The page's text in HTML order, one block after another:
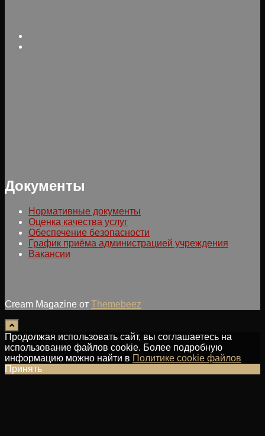
Документы
Нормативные документы
Оценка качества услуг
Обеспечение безопасности
График приёма администрацией учреждения
Вакансии
Cream Magazine от Themebeez
Продолжая использовать сайт, вы соглашаетесь на
использование файлов cookie. Более подробную
информацию можно найти в Политике cookie файлов
Принять